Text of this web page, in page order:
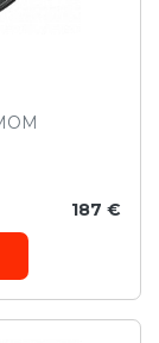
187 €